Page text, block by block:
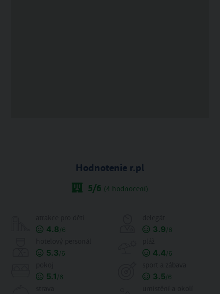
Hodnotenie r.pl
5/6 (4 hodnocení)
4.8/6 3.9/6
5.3/6 4.4/6
5.1 /6 3.5/6